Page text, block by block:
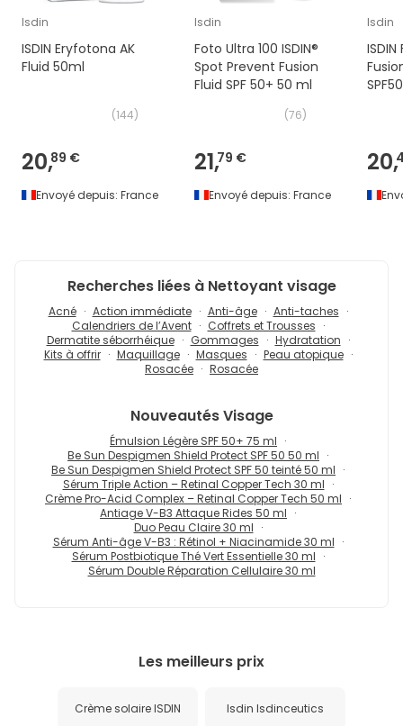
Isdin
ISDIN Eryfotona AK
Fluid 50ml
(144)
20,89 €
Envoyé depuis: France
Isdin
Foto Ultra 100 ISDIN®
Spot Prevent Fusion
Fluid SPF 50+ 50 ml
(76)
21,79 €
Envoyé depuis: France
Isdin
20,
Recherches liées à Nettoyant visage
Acné Action immédiate Anti-âge
Anti-taches
Calendriers de l’Avent
Coffrets et Trousses
Dermatite séborrhéique
Gommages
Hydratation
Kits à offrir
Maquillage Masques
Peau atopique
Rosacée
Rosacée
NouveautésVisage
Émulsion Légère SPF 50+ 75 ml
Be Sun Despigmen Shield Protect SPF 50 50 ml
Be Sun Despigmen Shield Protect SPF 50 teinté 50 ml
Sérum Triple Action – Retinal Copper Tech 30 ml
Crème Pro-Acid Complex – Retinal Copper Tech 50 ml
Antiage V-B3 Attaque Rides 50 ml
Duo Peau Claire 30 ml
Sérum Anti-âge V-B3 : Rétinol + Niacinamide 30 ml
Sérum Postbiotique Thé Vert Essentielle 30 ml
Sérum Double Réparation Cellulaire 30 ml
Les meilleurs prix
Crème solaire ISDIN Isdin Isdinceutics